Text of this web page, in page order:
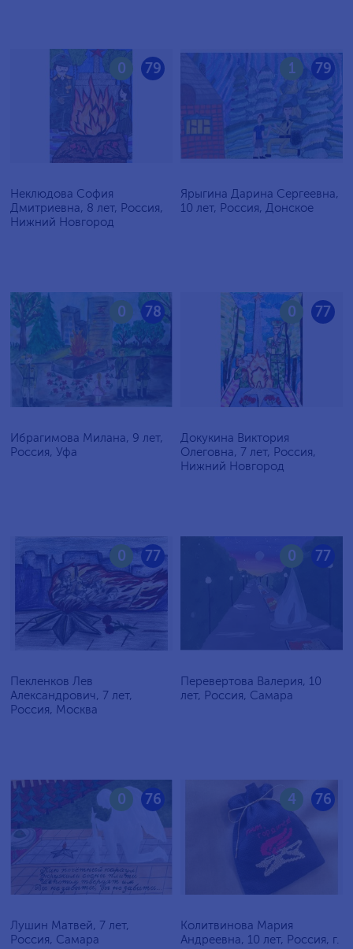
79
0
Неклюдова София
Дмитриевна, 8 лет, Россия,
Нижний Новгород
79
1
Ярыгина Дарина Сергеевна,
10 лет, Россия, Донское
78
0
Ибрагимова Милана, 9 лет,
Россия, Уфа
77
0
Докукина Виктория
Олеговна, 7 лет, Россия,
Нижний Новгород
77
0
Пекленков Лев
Александрович, 7 лет,
Россия, Москва
77
0
Перевертова Валерия, 10
лет, Россия, Самара
76
0
Лушин Матвей, 7 лет,
Россия, Самара
76
4
Колитвинова Мария
Андреевна, 10 лет, Россия, г.